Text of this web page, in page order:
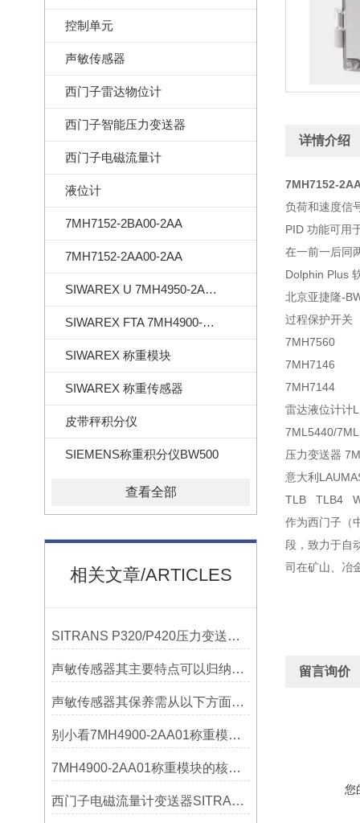
控制单元
声敏传感器
西门子雷达物位计
西门子智能压力变送器
西门子电磁流量计
液位计
7MH7152-2BA00-2AA
7MH7152-2AA00-2AA
SIWAREX U 7MH4950-2AA01
SIWAREX FTA 7MH4900-2AA01
SIWAREX 称重模块
SIWAREX 称重传感器
皮带秤积分仪
SIEMENS称重积分仪BW500
查看全部
相关文章/ARTICLES
SITRANS P320/P420压力变送器概述
声敏传感器其主要特点可以归纳为以下几个核心维度
声敏传感器其保养需从以下方面入手
别小看7MH4900-2AA01称重模块！这些你日常接触的领域，早已离不开它
7MH4900-2AA01称重模块的核心亮点，藏着让效率翻倍的“关键密码”
西门子电磁流量计变送器SITRANS FMT020的功能
详情介绍
7MH7152-
负荷和速度信
PID 功能可用
在一前一后同
Dolphin Plus
北京亚捷隆-
过程保护开关
7MH7560
7MH7146
7MH7144
雷达液位计计
7ML5440/
压力变送器
意大利
TLB TLB4
作为西门子（
段，致力于自
司在矿山、冶
留言询价
您